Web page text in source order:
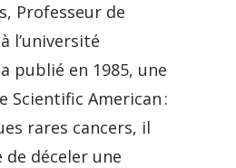
Professeur de
l’université
publié en 1985, une
Scientific American :
rares cancers, il
déceler une